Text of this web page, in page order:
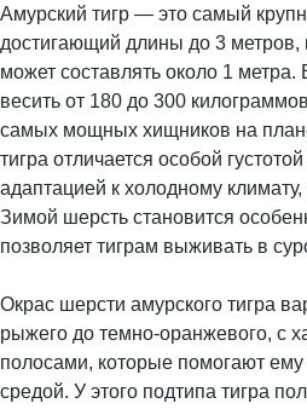
Амурский тигр — это самый
достигающий длины до 3 метров,
может составлять около 1
весить от 180 до 300
самых мощных хищников на
тигра отличается особой
адаптацией к холодному климату,
Зимой шерсть становится
позволяет тиграм выживать в
Окрас шерсти амурского тигра
рыжего до темно-оранжевого, с
полосами, которые помогают
средой. У этого подтипа тигра